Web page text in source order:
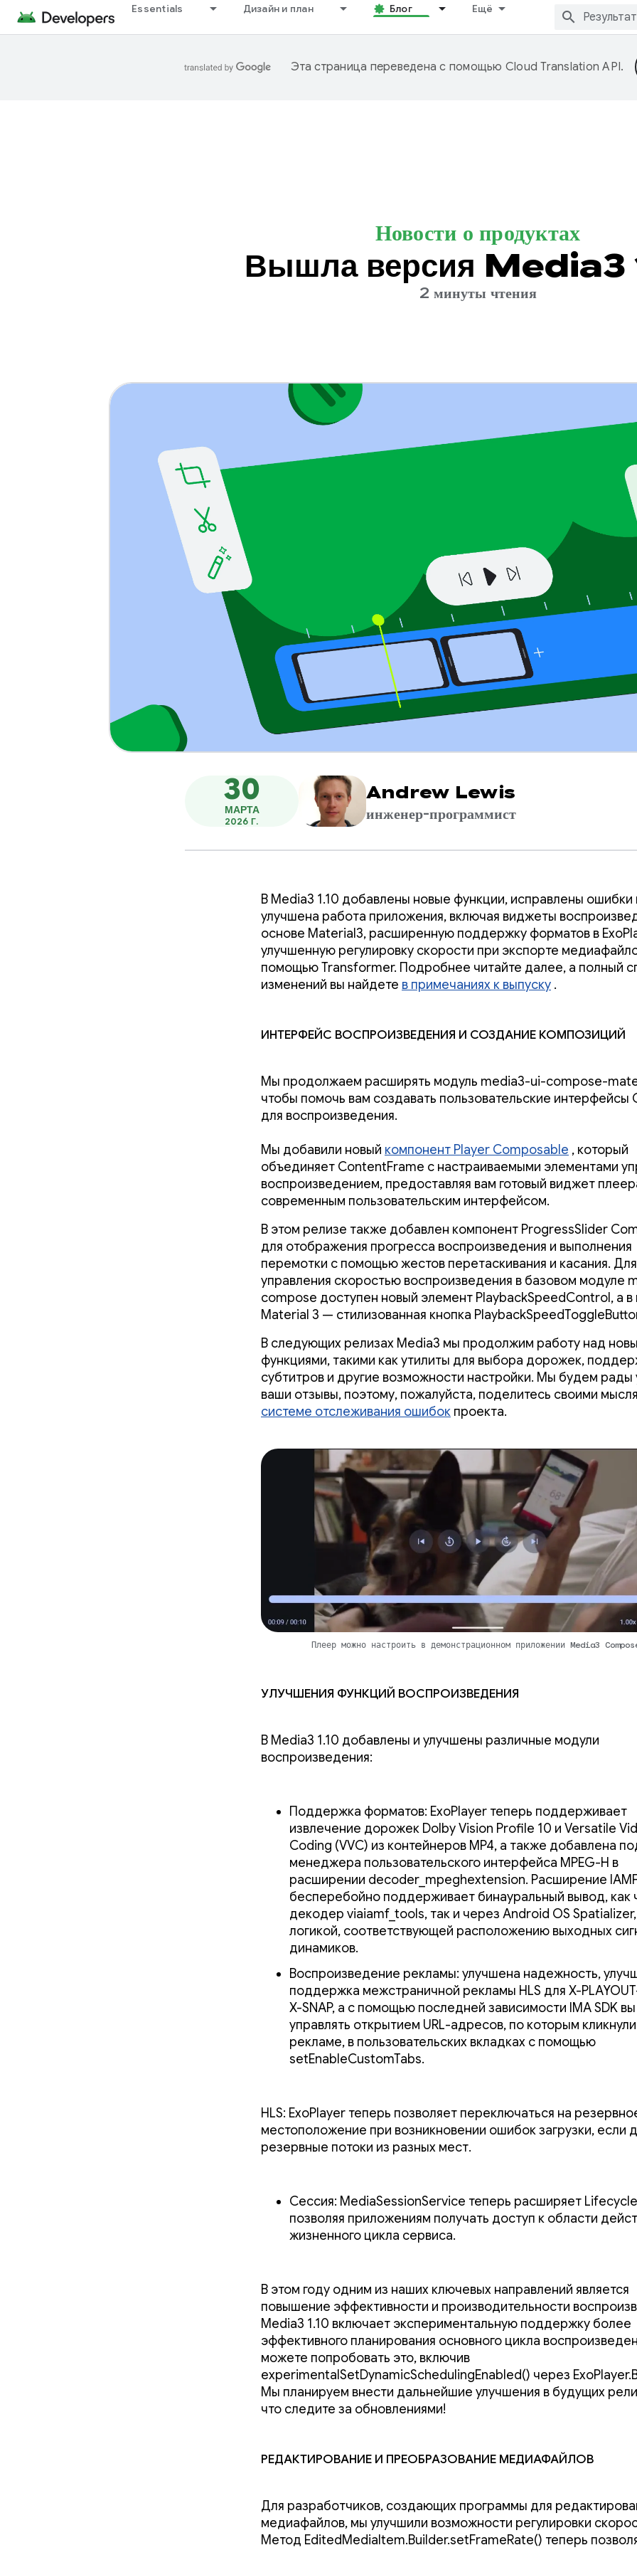
Essentials Дизайн и план Блог Ещё
Эта страница переведена с помощью Cloud Translation API.
Новости о продуктах
Вышла версия Media3
2 минуты чтения
30
МАРТА
2026 Г.
Andrew Lewis
инженер-программист
В Media3 1.10 добавлены новые функции, исправлены ошибки
улучшена работа приложения, включая виджеты
основе Material3, расширенную поддержку форматов в
улучшенную регулировку скорости при экспорте
помощью Transformer. Подробнее читайте далее, а полный
изменений вы найдете в примечаниях к выпуску .
Интерфейс воспроизведения и создание композиций
Мы продолжаем расширять модуль media3-ui-compose-
чтобы помочь вам создавать пользовательские интерфейсы
для воспроизведения.
Мы добавили новый компонент Player Composable , который
объединяет ContentFrame с настраиваемыми элементами
воспроизведением, предоставляя вам готовый виджет
современным пользовательским интерфейсом.
В этом релизе также добавлен компонент ProgressSlider
для отображения прогресса воспроизведения и выполнения
перемотки с помощью жестов перетаскивания и касания. Для
управления скоростью воспроизведения в базовом модуле
compose доступен новый элемент PlaybackSpeedControl, а в
Material 3 — стилизованная кнопка
В следующих релизах Media3 мы продолжим работу над
функциями, такими как утилиты для выбора дорожек,
субтитров и другие возможности настройки. Мы будем рады
ваши отзывы, поэтому, пожалуйста, поделитесь своими
системе отслеживания ошибок проекта.
Плеер можно настроить в демонстрационном приложении Media3
Улучшения функций воспроизведения
В Media3 1.10 добавлены и улучшены различные модули
воспроизведения:
Поддержка форматов: ExoPlayer теперь поддерживает
извлечение дорожек Dolby Vision Profile 10 и Versatile
Coding (VVC) из контейнеров MP4, а также добавлена
менеджера пользовательского интерфейса MPEG-H в
расширении decoder_mpeghextension. Расширение
бесперебойно поддерживает бинауральный вывод, как
декодер viaiamf_tools, так и через Android OS
логикой, соответствующей расположению выходных
динамиков.
Воспроизведение рекламы: улучшена надежность,
поддержка межстраничной рекламы HLS для X-
X-SNAP, а с помощью последней зависимости IMA SDK
управлять открытием URL-адресов, по которым
рекламе, в пользовательских вкладках с помощью
setEnableCustomTabs.
HLS: ExoPlayer теперь позволяет переключаться на
местоположение при возникновении ошибок загрузки, если
резервные потоки из разных мест.
Сессия: MediaSessionService теперь расширяет
позволяя приложениям получать доступ к области
жизненного цикла сервиса.
В этом году одним из наших ключевых направлений является
повышение эффективности и производительности
Media3 1.10 включает экспериментальную поддержку более
эффективного планирования основного цикла
можете попробовать это, включив
experimentalSetDynamicSchedulingEnabled() через
Мы планируем внести дальнейшие улучшения в будущих
что следите за обновлениями!
Редактирование и преобразование медиафайлов
Для разработчиков, создающих программы для
медиафайлов, мы улучшили возможности регулировки
Метод EditedMediaItem.Builder.setFrameRate() теперь